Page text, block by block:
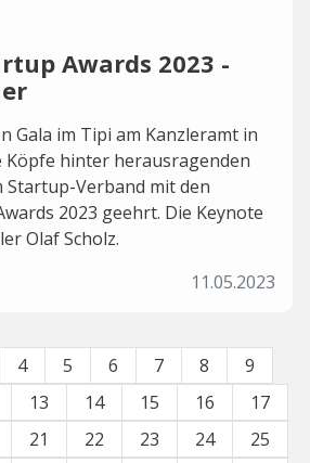
Awards 2023 -
Gala im Tipi am Kanzleramt in
Köpfe hinter herausragenden
Startup-Verband mit den
2023 geehrt. Die Keynote
Olaf Scholz.
11.05.2023
4 5 6 7 8
9
13 14 15 16
17
21 22 23 24
25